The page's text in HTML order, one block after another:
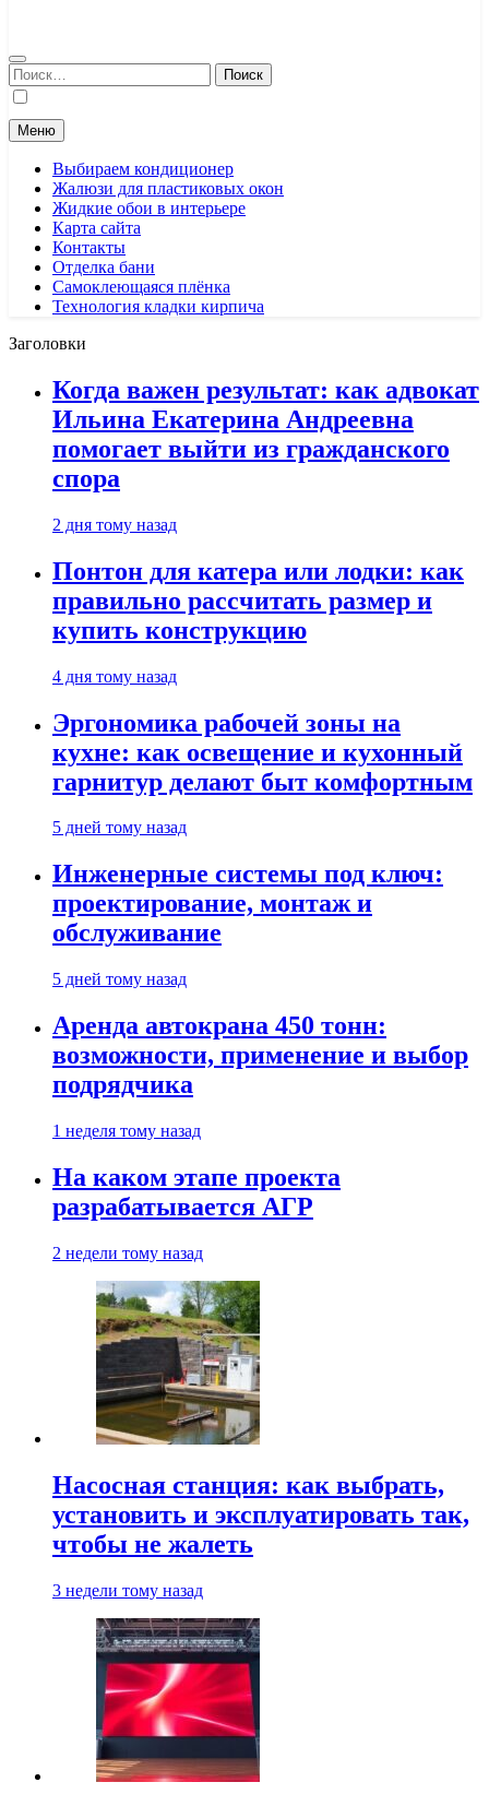
Найти:
Меню
Выбираем кондиционер
Жалюзи для пластиковых окон
Жидкие обои в интерьере
Карта сайта
Контакты
Отделка бани
Самоклеющаяся плёнка
Технология кладки кирпича
Заголовки
Когда важен результат: как адвокат
Ильина Екатерина Андреевна
помогает выйти из гражданского
спора
2 дня тому назад
Понтон для катера или лодки: как
правильно рассчитать размер и
купить конструкцию
4 дня тому назад
Эргономика рабочей зоны на
кухне: как освещение и кухонный
гарнитур делают быт комфортным
5 дней тому назад
Инженерные системы под ключ:
проектирование, монтаж и
обслуживание
5 дней тому назад
Аренда автокрана 450 тонн:
возможности, применение и выбор
подрядчика
1 неделя тому назад
На каком этапе проекта
разрабатывается АГР
2 недели тому назад
Насосная станция: как выбрать,
установить и эксплуатировать так,
чтобы не жалеть
3 недели тому назад